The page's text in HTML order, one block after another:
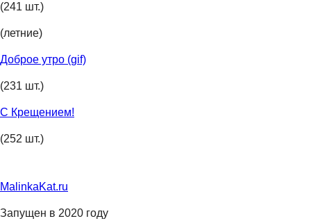
(241 шт.)
(летние)
Доброе утро (gif)
(231 шт.)
С Крещением!
(252 шт.)
MalinkaKat.ru
Запущен в 2020 году